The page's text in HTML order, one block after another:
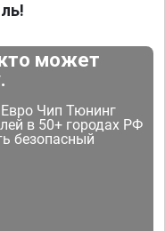
может
Чип Тюнинг
в 50+ городах РФ
безопасный